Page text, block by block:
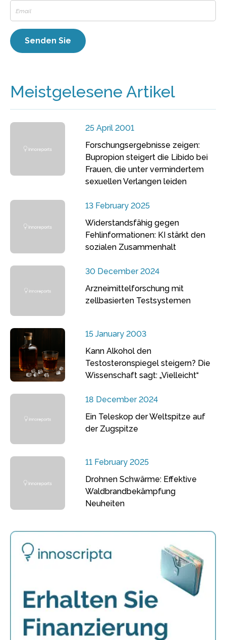
Meistgelesene Artikel
25 April 2001
Forschungsergebnisse zeigen:
Bupropion steigert die Libido bei
Frauen, die unter vermindertem
sexuellen Verlangen leiden
13 February 2025
Widerstandsfähig gegen
Fehlinformationen: KI stärkt den
sozialen Zusammenhalt
30 December 2024
Arzneimittelforschung mit
zellbasierten Testsystemen
15 January 2003
Kann Alkohol den
Testosteronspiegel steigern? Die
Wissenschaft sagt: „Vielleicht“
18 December 2024
Ein Teleskop der Weltspitze auf
der Zugspitze
11 February 2025
Drohnen Schwärme: Effektive
Waldbrandbekämpfung
Neuheiten